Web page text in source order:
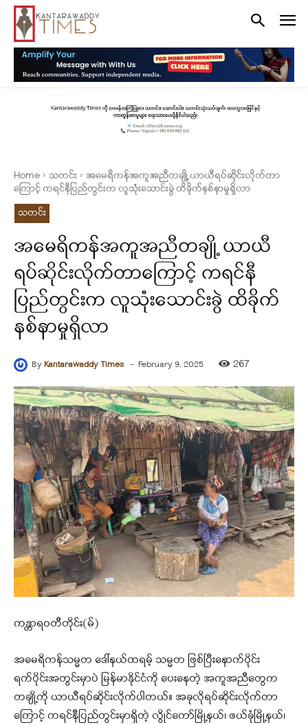
Home သတင်း
အမေရိကန်အကူအညီတချို့ ယာယီရပ်ဆိုင်းလိုက်တာ
ကြောင့် ကရင်နီပြည်တွင်းက လူသုံံးသောင်းခွဲ ထိခိုက်နစ်နာမှုရှိလာ
သတင်း
အမေရိကန်အကူအညီတချို့ ယာယီ
ရပ်ဆိုင်းလိုက်တာကြောင့် ကရင်နီ
ပြည်တွင်းက လူသုံံးသောင်းခွဲ ထိခိုက်
နစ်နာမှုရှိလာ
ByKantarawaddy Times - February 9, 2025 267
ကန္တာရဝတီတိုင်း(မ်)
အမေရိကန်သမ္မတ ဒေါ်နယ်ထရမ့် သမ္မတ ဖြစ်ပြီးနောက်ပိုင်း
ရက်ပိုင်းအတွင်းမှာပဲ မြန်မာနိုင်ငံကို ပေးနေတဲ့ အကူအညီတွေက
တချို့ကို ယာယီရပ်ဆိုင်းလိုက်ပါတယ်။ အခုလိုရပ်ဆိုင်းလိုက်တာ
ကြောင့် ကရင်နီပြည်တွင်းမှာရှိတဲ့ လွိုင်ကော်မြို့နယ်၊ ဖယ်ခုံမြို့နယ်၊